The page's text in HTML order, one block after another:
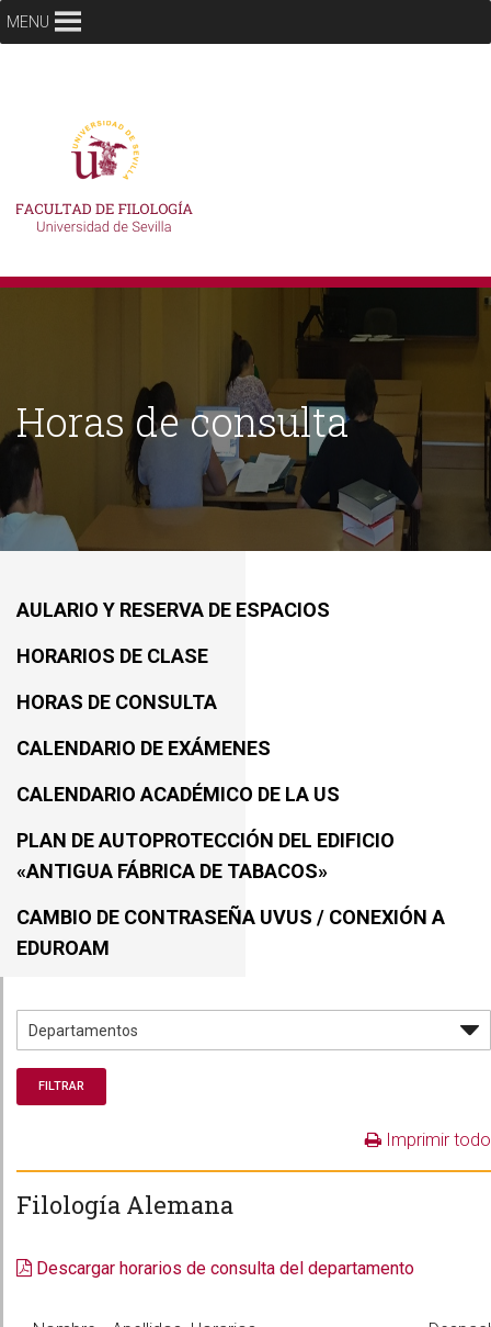
MENU
Horas de consulta
AULARIO Y RESERVA DE ESPACIOS
HORARIOS DE CLASE
HORAS DE CONSULTA
CALENDARIO DE EXÁMENES
CALENDARIO ACADÉMICO DE LA US
PLAN DE AUTOPROTECCIÓN DEL EDIFICIO
«ANTIGUA FÁBRICA DE TABACOS»
CAMBIO DE CONTRASEÑA UVUS / CONEXIÓN A
EDUROAM
Imprimir todo
Filología Alemana
Descargar horarios de consulta del departamento